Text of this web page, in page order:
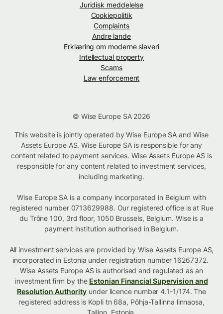
Juridisk meddelelse
Cookiepolitik
Complaints
Andre lande
Erklæring om moderne slaveri
Intellectual property
Scams
Law enforcement
© Wise Europe SA 2026
This website is jointly operated by Wise Europe SA and Wise
Assets Europe AS. Wise Europe SA is responsible for any
content related to payment services. Wise Assets Europe AS is
responsible for any content related to investment services,
including marketing.
Wise Europe SA is a company incorporated in Belgium with
registered number 0713629988. Our registered office is at Rue
du Trône 100, 3rd floor, 1050 Brussels, Belgium. Wise is a
payment institution authorised in Belgium.
All investment services are provided by Wise Assets Europe AS,
incorporated in Estonia under registration number 16267372.
Wise Assets Europe AS is authorised and regulated as an
investment firm by the Estonian Financial Supervision and
Resolution Authority under licence number 4.1-1/174. The
registered address is Kopli tn 68a, Põhja-Tallinna linnaosa,